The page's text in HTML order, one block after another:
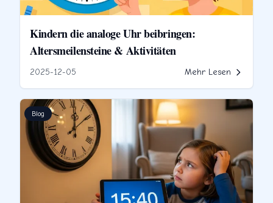
Kindern die analoge Uhr beibringen:
Altersmeilensteine & Aktivitäten
2025-12-05 Mehr Lesen
Blog